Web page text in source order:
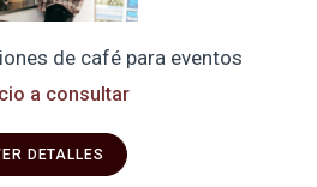
de café para eventos
a consultar
DETALLES